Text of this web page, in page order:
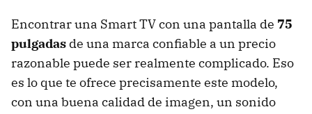
Encontrar una Smart TV con una pantalla de 75
pulgadas de una marca confiable a un precio
razonable puede ser realmente complicado. Eso
es lo que te ofrece precisamente este modelo,
con una buena calidad de imagen, un sonido